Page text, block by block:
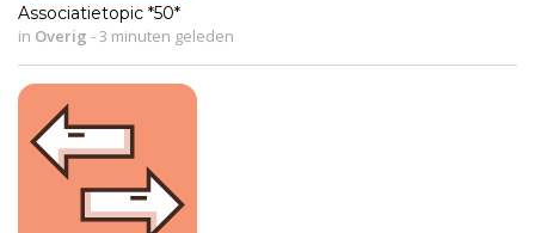
Associatietopic *50*
in Overig - 3 minuten geleden